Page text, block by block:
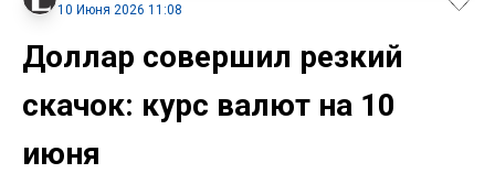
10 Июня 2026 11:08
Доллар совершил резкий
скачок: курс валют на 10
июня